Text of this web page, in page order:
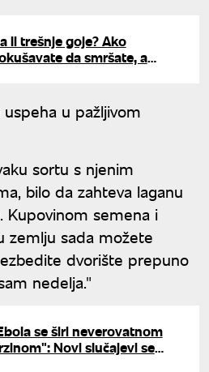
li trešnje goje? Ako
da smršate, a
u pažljivom
sortu s njenim
bilo da zahteva laganu
Kupovinom semena i
zemlju sada možete
dvorište prepuno
nedelja."
se širi neverovatnom
Novi slučajevi se